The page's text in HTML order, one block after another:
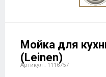
Мойка для
(Leinen)
Артикул : 1116757